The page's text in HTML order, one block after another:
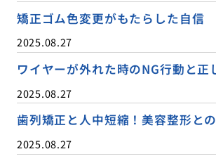
矯正ゴム色変更がもたらした自信
2025.08.27
ワイヤーが外れた時のNG行動と正
2025.08.27
歯列矯正と人中短縮！美容整形と
2025.08.27